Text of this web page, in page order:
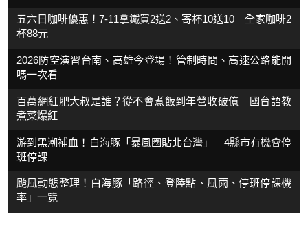
五六日咖啡優惠！7-11拿鐵買2送2、寄杯10送10 全家咖啡2
杯88元
2026防空演習台南、高雄今登場！管制時間、高速公路能開
嗎一次看
百萬網紅肥大叔是誰？從不會煮飯到年營收破億 國台語教
煮菜爆紅
游到黑潮補血！白海豚「暴風圈貼北台灣」 4縣市有機會停
班停課
颱風動態整理！白海豚「路徑、登陸點、風雨、停班停課機
率」一覽